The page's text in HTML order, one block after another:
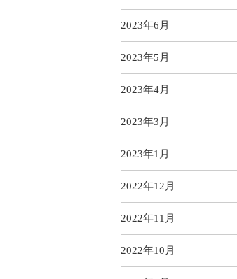
2023年6月
2023年5月
2023年4月
2023年3月
2023年1月
2022年12月
2022年11月
2022年10月